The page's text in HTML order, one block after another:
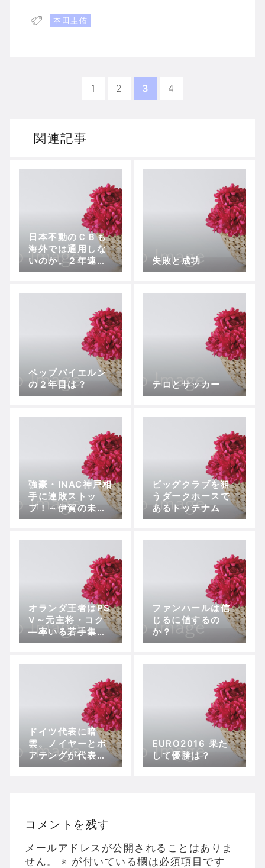
本田圭佑
1 2 3 4
関連記事
日本不動のＣＢも
海外では通用しな
いのか。２年連続
のベンチ生活が続
失敗と成功
ペップバイエルン
の２年目は？
テロとサッカー
強豪・INAC神戸相
手に連敗ストッ
プ！～伊賀の未来
が見えた劇的同点
しこリーグ1部・第
8節、伊賀FCくノ
一vs INAC神戸】
ビッグクラブを狙
うダークホースで
あるトッテナム
オランダ王者はPS
V～元主将・コク
―率いる若手集団
がもたらした7季ぶ
制覇
ファンハールは信
じるに値するの
か？
ドイツ代表に暗
雲。ノイヤーとボ
アテングが代表離
脱
EURO2016 果た
して優勝は？
コメントを残す
メールアドレスが公開されることはありま
せん。
※ が付いている欄は必須項目です